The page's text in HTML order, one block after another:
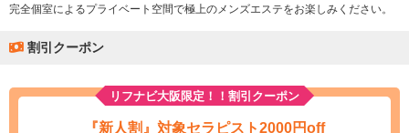
完全個室によるプライベート空間で極上のメンズエステをお楽しみください。
割引クーポン
リフナビ大阪限定！！割引クーポン
『新人割』対象セラピスト2000円off